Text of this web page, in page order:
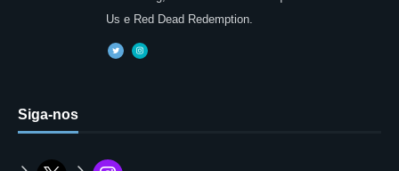
Us e Red Dead Redemption.
Siga-nos